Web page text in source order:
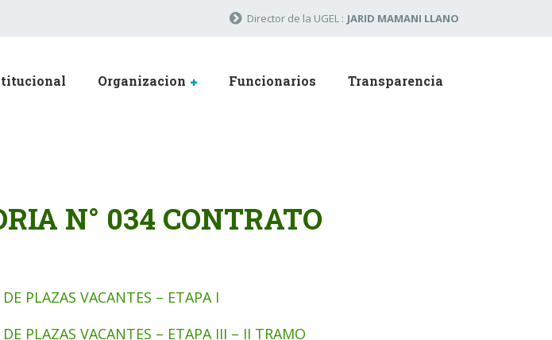
Director de la UGEL : JARID MAMANI LLANO
Organizacion Funcionarios Transparencia
N° 034 CONTRATO
PLAZAS VACANTES – ETAPA I
PLAZAS VACANTES – ETAPA III – II TRAMO